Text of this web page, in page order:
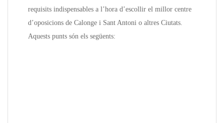
requisits indispensables a l’hora d’escollir el millor centre
d’oposicions de Calonge i Sant Antoni o altres Ciutats.
Aquests punts són els següents: